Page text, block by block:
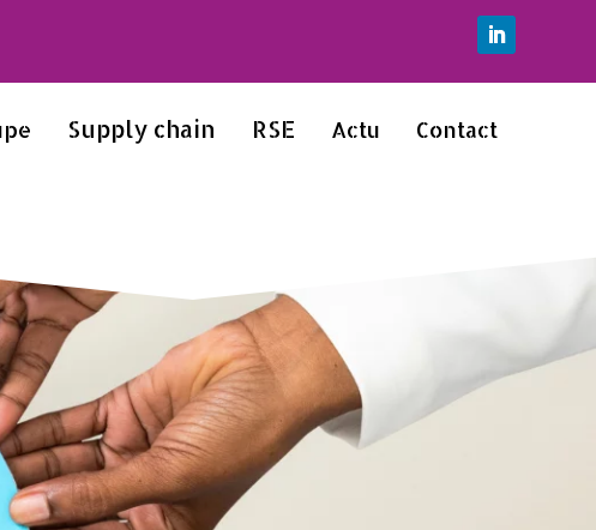
Supply chain RSE Actu Contact